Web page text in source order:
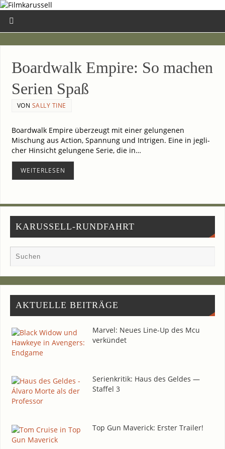
Board­walk Empire: So machen
Seri­en Spaß
VON SALLY TINE
Board­walk Empire über­zeugt mit einer gelun­ge­nen
Mischung aus Action, Span­nung und Intri­gen. Eine in jeg­li­
cher Hin­sicht gelun­ge­ne Serie, die in…
WEI­TER­LE­SEN
KARUSSELL-RUNDFAHRT
AKTU­EL­LE BEITRÄGE
Mar­vel: Neu­es Line-Up des Mcu
verkündet
Seri­en­kri­tik: Haus des Gel­des —
Staf­fel 3
Top Gun Maverick: Ers­ter Trailer!